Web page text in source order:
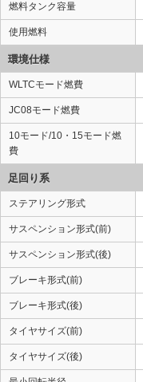
燃料タンク容量
使用燃料
環境仕様
WLTCモード燃費
JC08モード燃費
10モード/10・15モード燃
費
足回り系
ステアリング形式
サスペンション形式(前)
サスペンション形式(後)
ブレーキ形式(前)
ブレーキ形式(後)
タイヤサイズ(前)
タイヤサイズ(後)